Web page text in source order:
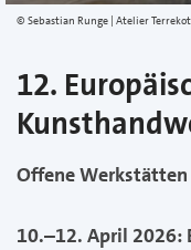
Sebastian Runge | Atelier
12.
Offene
10.–12. April 2026: